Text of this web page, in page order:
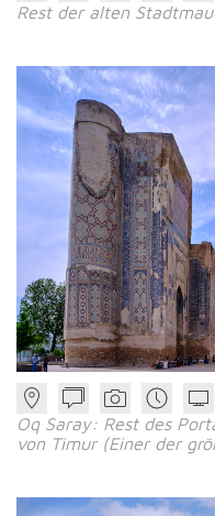
Rest der alten
Oq Saray: Rest des
von Timur (Einer der